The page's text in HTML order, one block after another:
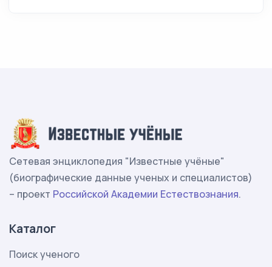
Сетевая энциклопедия "Известные учёные"
(биографические данные ученых и специалистов)
– проект Российской Академии Естествознания.
Каталог
Поиск ученого